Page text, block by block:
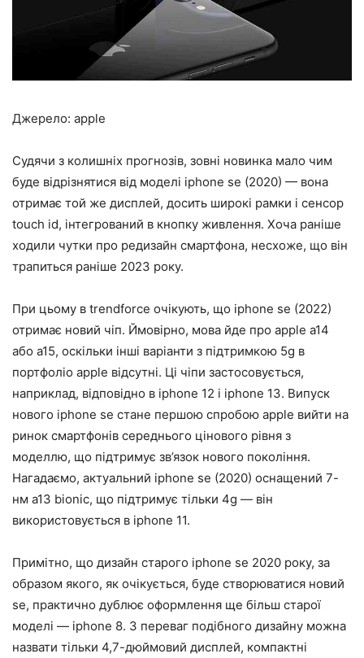
Джерело: apple
Судячи з колишніх прогнозів, зовні новинка мало чим
буде відрізнятися від моделі iphone se (2020) — вона
отримає той же дисплей, досить широкі рамки і сенсор
touch id, інтегрований в кнопку живлення. Хоча раніше
ходили чутки про редизайн смартфона, несхоже, що він
трапиться раніше 2023 року.
При цьому в trendforce очікують, що iphone se (2022)
отримає новий чіп. Ймовірно, мова йде про apple a14
або a15, оскільки інші варіанти з підтримкою 5g в
портфоліо apple відсутні. Ці чіпи застосовується,
наприклад, відповідно в iphone 12 і iphone 13. Випуск
нового iphone se стане першою спробою apple вийти на
ринок смартфонів середнього цінового рівня з
моделлю, що підтримує зв’язок нового покоління.
Нагадаємо, актуальний iphone se (2020) оснащений 7-
нм a13 bionic, що підтримує тільки 4g — він
використовується в iphone 11.
Примітно, що дизайн старого iphone se 2020 року, за
образом якого, як очікується, буде створюватися новий
se, практично дублює оформлення ще більш старої
моделі — iphone 8. З переваг подібного дизайну можна
назвати тільки 4,7-дюймовий дисплей, компактні